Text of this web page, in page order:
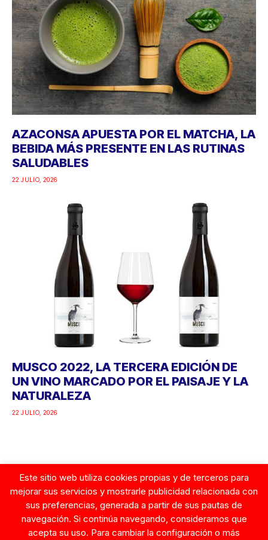
AZACONSA APUESTA POR EL MATCHA, LA
BEBIDA MÁS PRESENTE EN LAS RUTINAS
SALUDABLES
22 JULIO, 2026
MUSCO 2022, LA TERCERA EDICIÓN DE
UN VINO MARCADO POR EL PAISAJE Y LA
NATURALEZA
22 JULIO, 2026
Google
Este sitio web utiliza cookies propias y de terceros para
mejorar sus servicios y mostrarle publicidad relacionada con
sus preferencias, generada a partir de sus pautas de
navegación. Si continúa navegando, consideramos que
acepta su uso. Para cambiar la configuración o más